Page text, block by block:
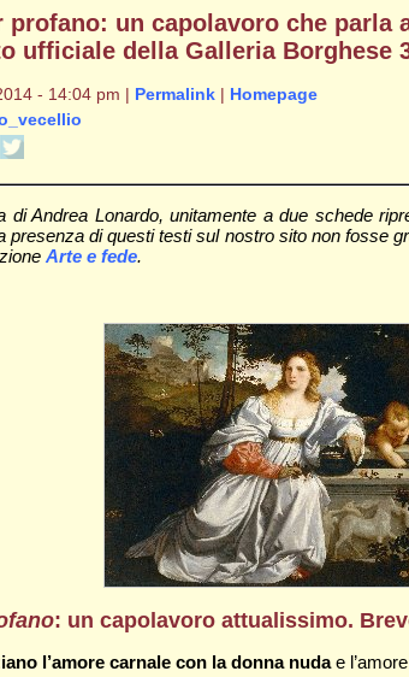
un capolavoro che
ufficiale della Galleria
- 14:04 pm | Permalink| Homepage
Andrea Lonardo, unitamente a due schede
presenza di questi testi sul nostro sito non fosse
Arte e fede.
: un capolavoro attualissimo.
l’amore carnale con la donna nudae